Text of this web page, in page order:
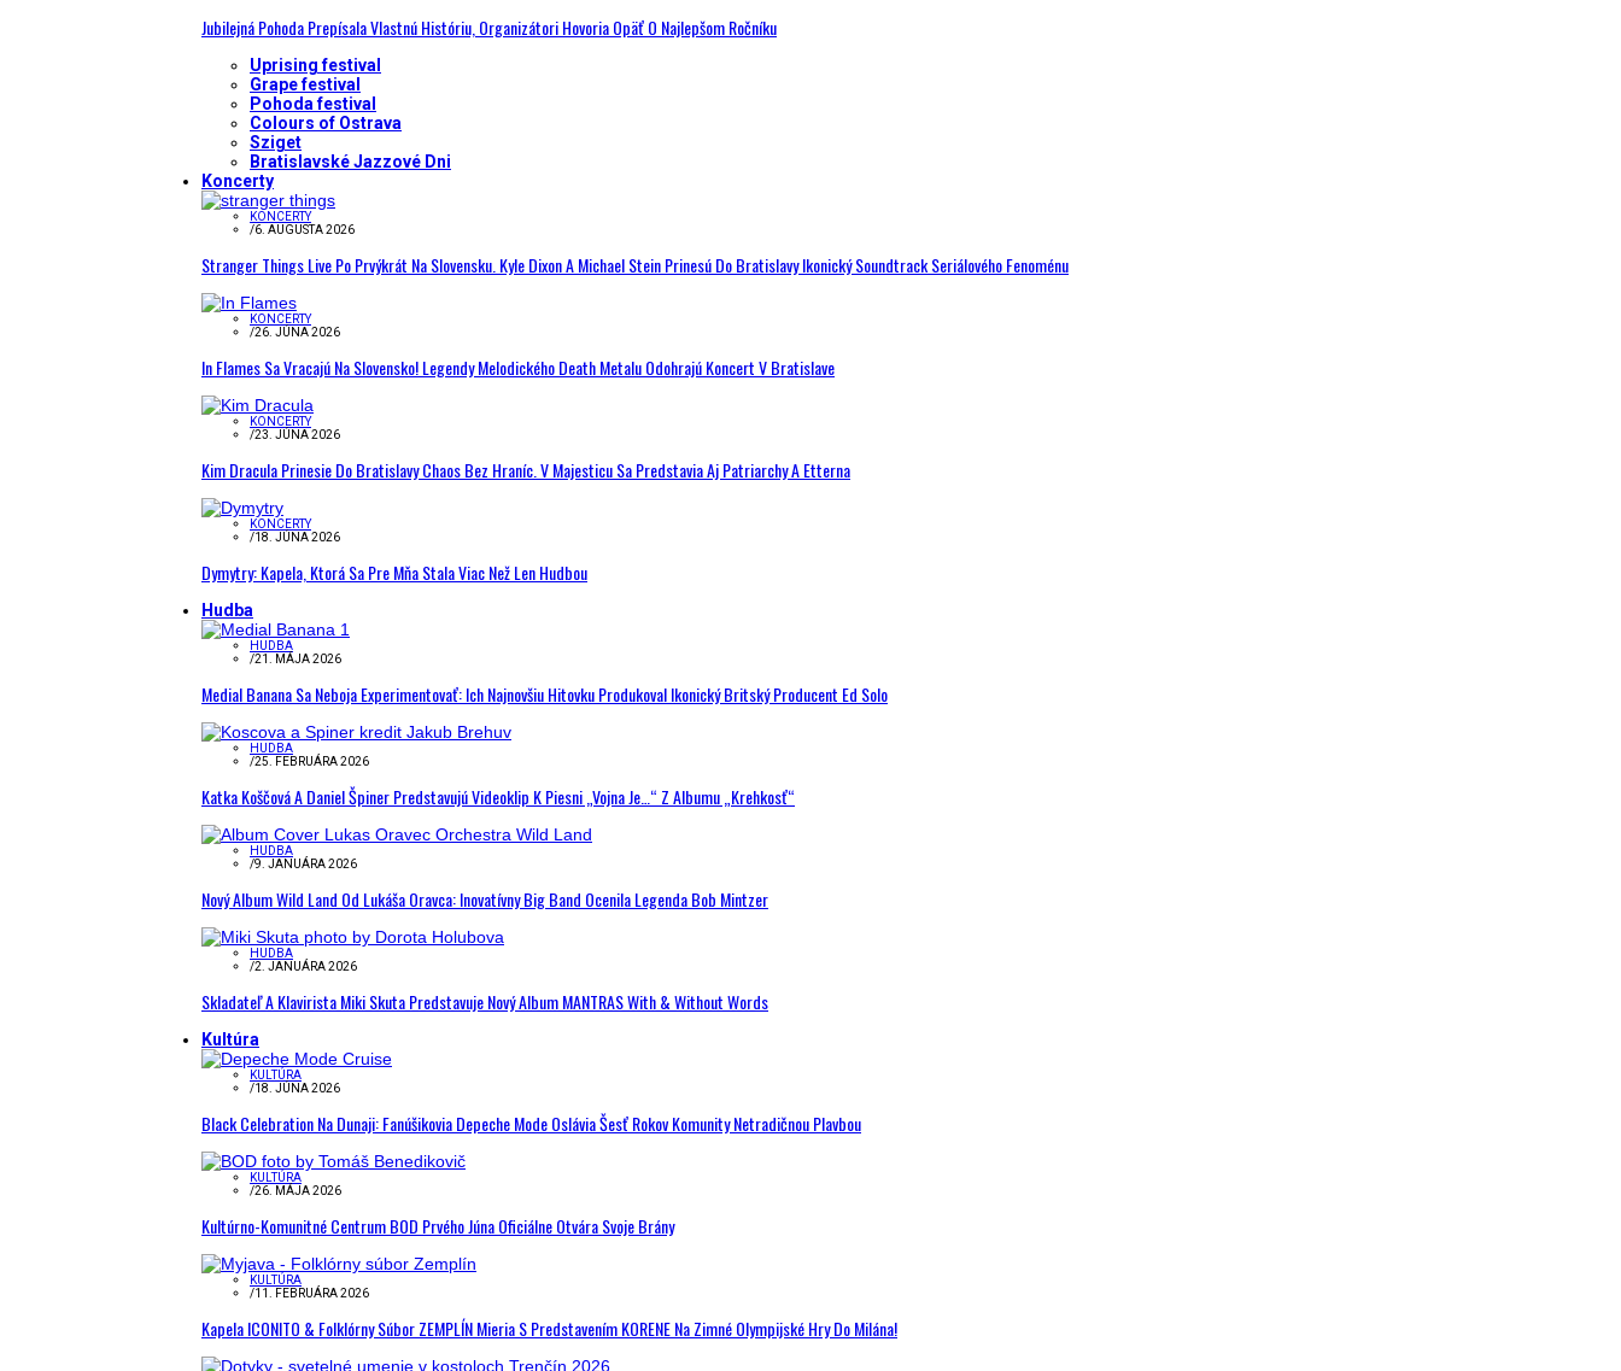
Jubilejná Pohoda Prepísala Vlastnú Históriu, Organizátori Hovoria Opäť O Najlepšom Ročníku
Uprising festival
Grape festival
Pohoda festival
Colours of Ostrava
Sziget
Bratislavské Jazzové Dni
Koncerty
KONCERTY
/6. AUGUSTA 2026
Stranger Things Live Po Prvýkrát Na Slovensku. Kyle Dixon A Michael Stein Prinesú Do Bratislavy Ikonický Soundtrack Seriálového Fenoménu
KONCERTY
/26. JÚNA 2026
In Flames Sa Vracajú Na Slovensko! Legendy Melodického Death Metalu Odohrajú Koncert V Bratislave
KONCERTY
/23. JÚNA 2026
Kim Dracula Prinesie Do Bratislavy Chaos Bez Hraníc. V Majesticu Sa Predstavia Aj Patriarchy A Etterna
KONCERTY
/18. JÚNA 2026
Dymytry: Kapela, Ktorá Sa Pre Mňa Stala Viac Než Len Hudbou
Hudba
HUDBA
/21. MÁJA 2026
Medial Banana Sa Neboja Experimentovať: Ich Najnovšiu Hitovku Produkoval Ikonický Britský Producent Ed Solo
HUDBA
/25. FEBRUÁRA 2026
Katka Koščová A Daniel Špiner Predstavujú Videoklip K Piesni „Vojna Je…“ Z Albumu „Krehkosť“
HUDBA
/9. JANUÁRA 2026
Nový Album Wild Land Od Lukáša Oravca: Inovatívny Big Band Ocenila Legenda Bob Mintzer
HUDBA
/2. JANUÁRA 2026
Skladateľ A Klavirista Miki Skuta Predstavuje Nový Album MANTRAS With & Without Words
Kultúra
KULTÚRA
/18. JÚNA 2026
Black Celebration Na Dunaji: Fanúšikovia Depeche Mode Oslávia Šesť Rokov Komunity Netradičnou Plavbou
KULTÚRA
/26. MÁJA 2026
Kultúrno-Komunitné Centrum BOD Prvého Júna Oficiálne Otvára Svoje Brány
KULTÚRA
/11. FEBRUÁRA 2026
Kapela ICONITO & Folklórny Súbor ZEMPLÍN Mieria S Predstavením KORENE Na Zimné Olympijské Hry Do Milána!